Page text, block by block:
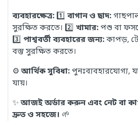
ব্যবহারক্ষেত্র:1️⃣ বাগান ও ছাদ:
সুরক্ষিত করতে। 2️⃣ খামার:পশু বা
3️⃣ পাশ্ববর্তী ব্যবহারের জন্য:কাপড়,
বস্তু সুরক্ষিত করতে।
⚙️আর্থিক সুবিধা:পুনঃব্যবহারযোগ্য,
যায়।
✨আজই অর্ডার করুন এবং নেট বা
দ্রুত ও সহজে। 🌱